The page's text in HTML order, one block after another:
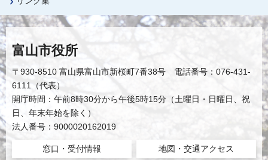
富山市役所
〒930-8510 富山県富山市新桜町7番38号 電話番号：076-431-
6111（代表）
開庁時間：午前8時30分から午後5時15分（土曜日・日曜日、祝
日、年末年始を除く）
法人番号：9000020162019
窓口・受付情報 地図・交通アクセス